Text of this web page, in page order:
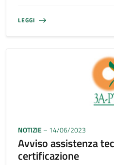
LEGGI
NOTIZIE– 14/06/2023
Avviso assistenza
certificazione